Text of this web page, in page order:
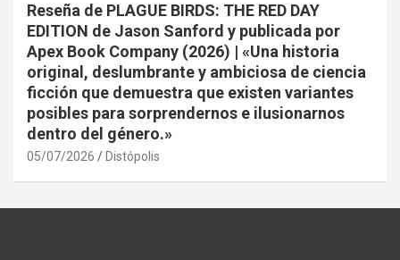
Reseña de PLAGUE BIRDS: THE RED DAY
EDITION de Jason Sanford y publicada por
Apex Book Company (2026) | «Una historia
original, deslumbrante y ambiciosa de ciencia
ficción que demuestra que existen variantes
posibles para sorprendernos e ilusionarnos
dentro del género.»
05/07/2026 Distópolis